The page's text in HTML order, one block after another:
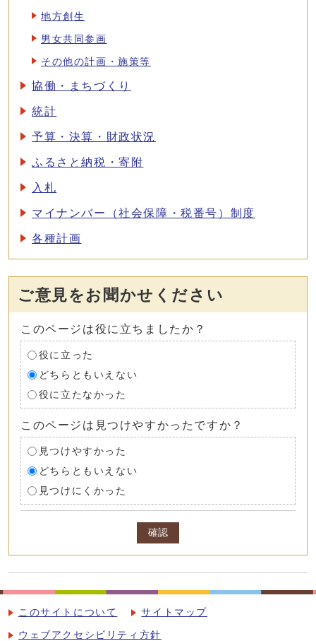
地方創生
男女共同参画
その他の計画・施策等
協働・まちづくり
統計
予算・決算・財政状況
ふるさと納税・寄附
入札
マイナンバー（社会保障・税番号）制度
各種計画
ご意見をお聞かせください
このページは役に立ちましたか？
役に立った
どちらともいえない
役に立たなかった
このページは見つけやすかったですか？
見つけやすかった
どちらともいえない
見つけにくかった
確認
このサイトについて サイトマップ
ウェブアクセシビリティ方針